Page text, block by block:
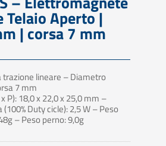
Telaio Aperto |
| corsa 7 mm
lineare – Diametro
7 mm
P): 18,0 x 22,0 x 25,0 mm –
Duty cicle): 2,5 W – Peso
– Peso perno: 9,0g